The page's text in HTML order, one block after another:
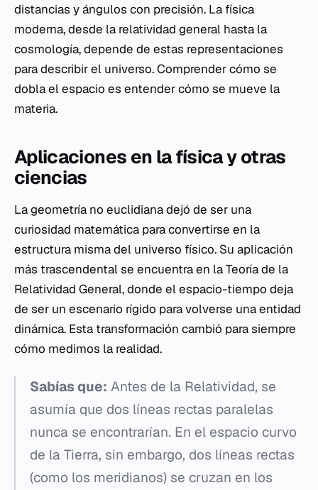
distancias y ángulos con precisión. La física
moderna, desde la relatividad general hasta la
cosmología, depende de estas representaciones
para describir el universo. Comprender cómo se
dobla el espacio es entender cómo se mueve la
materia.
Aplicaciones en la física y otras
ciencias
La geometría no euclidiana dejó de ser una
curiosidad matemática para convertirse en la
estructura misma del universo físico. Su aplicación
más trascendental se encuentra en la Teoría de la
Relatividad General, donde el espacio-tiempo deja
de ser un escenario rígido para volverse una entidad
dinámica. Esta transformación cambió para siempre
cómo medimos la realidad.
Sabías que: Antes de la Relatividad, se
asumía que dos líneas rectas paralelas
nunca se encontrarían. En el espacio curvo
de la Tierra, sin embargo, dos líneas rectas
(como los meridianos) se cruzan en los